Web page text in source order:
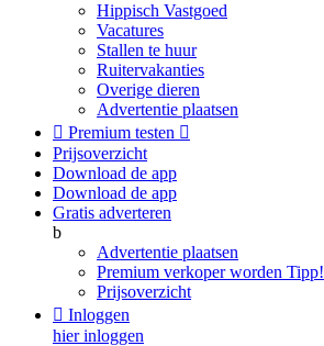
Hippisch Vastgoed
Vacatures
Stallen te huur
Ruitervakanties
Overige dieren
Advertentie plaatsen
 Premium testen 
Prijsoverzicht
Download de app
Download de app
Gratis adverteren
b
Advertentie plaatsen
Premium verkoper worden Tipp!
Prijsoverzicht
 Inloggen
hier inloggen